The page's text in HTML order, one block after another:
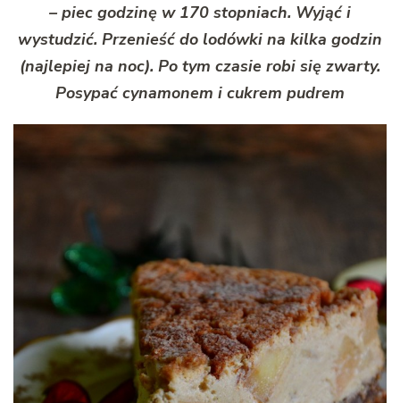
– piec godzinę w 170 stopniach. Wyjąć i
wystudzić. Przenieść do lodówki na kilka godzin
(najlepiej na noc). Po tym czasie robi się zwarty.
Posypać cynamonem i cukrem pudrem